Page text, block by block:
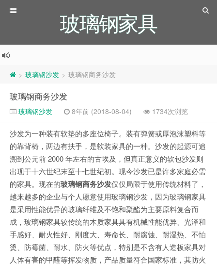
玻璃钢家具
> 玻璃钢沙发 > 玻璃钢商务沙发
玻璃钢商务沙发
玻璃钢沙发 8年前 (2018-08-04) 1734次浏览
沙发为一种装有软垫的多座位椅子。装有弹簧或厚泡沫塑料等
的靠背椅，两边有扶手，是软装家具的一种。沙发的起源可追
溯到公元前 2000 年左右的古埃及，但真正意义的软包沙发则
出现于十六世纪末至十七世纪初。现今沙发已是许多家庭必需
的家具。现在的玻璃钢商务沙发仅仅局限于使用传统材料了，
越来越多的企业与个人愿意使用玻璃钢沙发，因为玻璃钢家具
是采用性能优异的玻璃纤维及不饱和聚酯为主要原料复合而
成，玻璃钢家具较传统的木质家具具有机械性能优异、光泽和
手感好、耐火性好、刚度大、寿命长、耐腐蚀、耐湿热、不怕
烫、防霉菌、耐水、防火等优点，特别是不含有人造板家具对
人体有害的甲醛等挥发物质，产品质量符合国家标准，其防火